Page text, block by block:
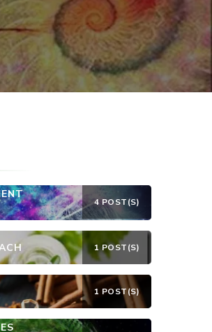
4 POST(S)
1 POST(S)
1 POST(S)